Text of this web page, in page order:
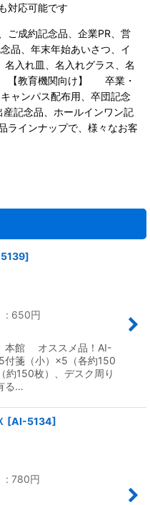
対応可能です
成約記念品、企業PR、営
品、年末年始あいさつ、イ
れ皿、名入れグラス、名
【教育機関向け】 卒業・
ャンパス配布用、卒団記念
念品、ホールインワン記
インナップで、様々なお客
]
: 650円
本館 オススメ品！AI-
付箋（小）×5（各約150
約150枚）、デスク周り
る…
[AI-5134]
: 780円